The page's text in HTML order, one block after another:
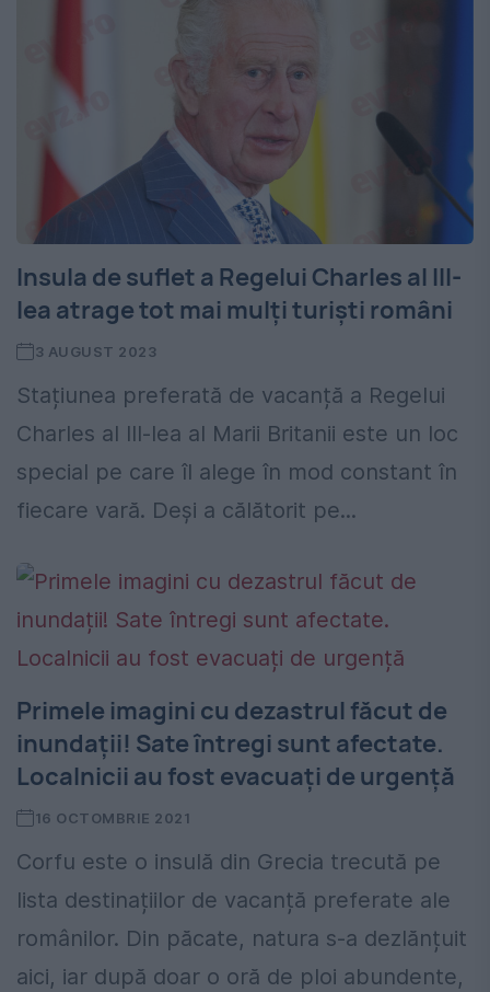
Insula de suflet a Regelui Charles al III-
lea atrage tot mai mulți turiști români
3 AUGUST 2023
Stațiunea preferată de vacanță a Regelui
Charles al III-lea al Marii Britanii este un loc
special pe care îl alege în mod constant în
fiecare vară. Deși a călătorit pe...
Primele imagini cu dezastrul făcut de
inundații! Sate întregi sunt afectate.
Localnicii au fost evacuați de urgență
16 OCTOMBRIE 2021
Corfu este o insulă din Grecia trecută pe
lista destinațiilor de vacanță preferate ale
românilor. Din păcate, natura s-a dezlănțuit
aici, iar după doar o oră de ploi abundente,